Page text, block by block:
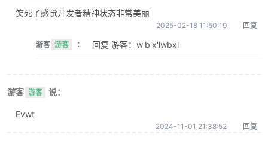
笑死了感觉开发者精神状态非常美丽
2025-02-18 11:50:19 回复
游客 游客 ： 回复 游客：w'b'x'lwbxl
游客 游客 说：
Evwt
2024-11-01 21:38:52 回复